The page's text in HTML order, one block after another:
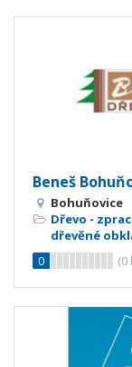
Beneš
Bohuňovice
Dřevo -
dřevěné
0
(0